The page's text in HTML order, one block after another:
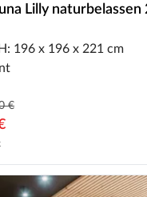
Lilly naturbelassen
196 x 196 x 221 cm
€